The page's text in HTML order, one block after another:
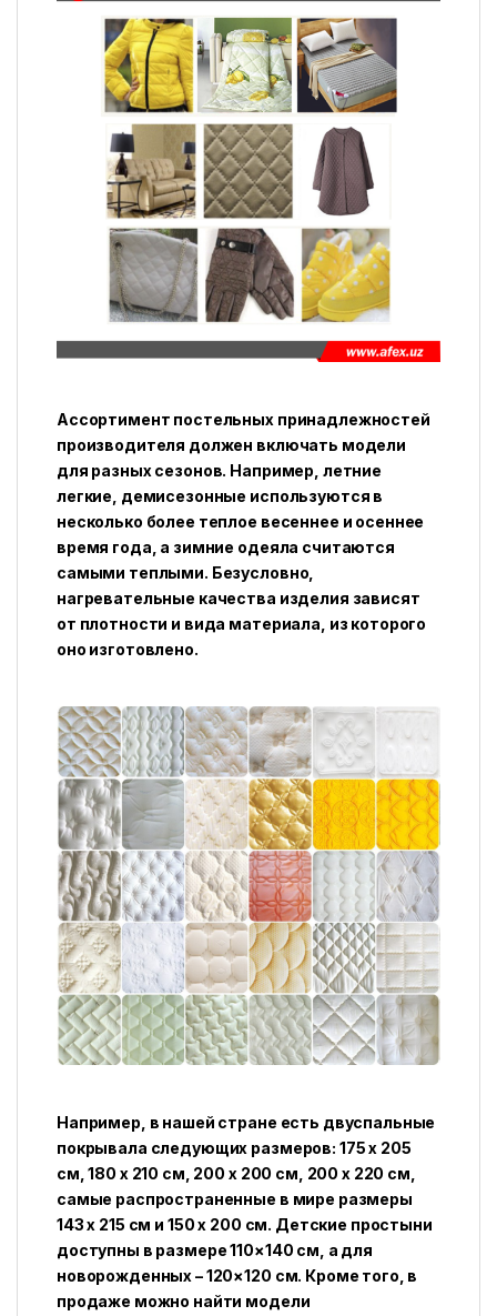
Ассортимент постельных принадлежностей
производителя должен включать модели
для разных сезонов. Например, летние
легкие, демисезонные используются в
несколько более теплое весеннее и осеннее
время года, а зимние одеяла считаются
самыми теплыми. Безусловно,
нагревательные качества изделия зависят
от плотности и вида материала, из которого
оно изготовлено.
Например, в нашей стране есть двуспальные
покрывала следующих размеров: 175 х 205
см, 180 х 210 см, 200 х 200 см, 200 х 220 см,
самые распространенные в мире размеры
143 х 215 см и 150 х 200 см. Детские простыни
доступны в размере 110×140 см, а для
новорожденных – 120×120 см. Кроме того, в
продаже можно найти модели